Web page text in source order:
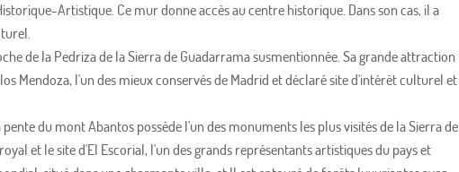
Artistique. Ce mur donne accès au centre historique. Dans son cas, il a
de la Pedriza de la Sierra de Guadarrama susmentionnée. Sa grande attraction
Mendoza, l'un des mieux conservés de Madrid et déclaré site d'intérêt culturel et
pente du mont Abantos possède l'un des monuments les plus visités de la Sierra de
et le site d'El Escorial, l'un des grands représentants artistiques du pays et